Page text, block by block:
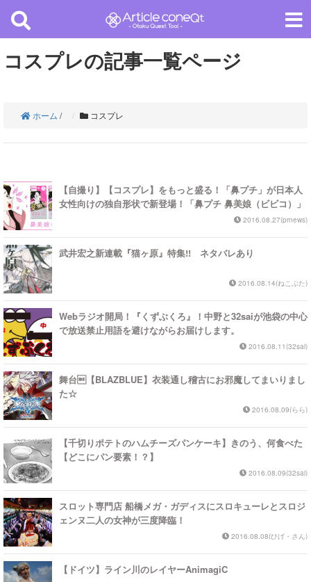
コスプレの記事一覧ページ
ホーム / コスプレ
【自撮り】【コスプレ】をもっと盛る！「鼻プチ」が日本人
女性向けの独自形状で新登場！「鼻プチ 鼻美娘（ビビコ）」
2016.08.27(prnews)
武井宏之新連載『猫ヶ原』特集!! ネタバレあり
2016.08.14(ねこぶた)
Webラジオ開局！『くずぶくろ』！中野と32saiが池袋の中心
で放送禁止用語を避けながらお届けします。
2016.08.11(32sai)
舞台【BLAZBLUE】衣装通し稽古にお邪魔してまいりまし
た☆
2016.08.09(らら)
【千切りポテトのハムチーズパンケーキ】きのう、何食べた
【どこにパン要素！？】
2016.08.09(32sai)
スロット専門店 船橋メガ・ガディスにスロキューレとスロジ
ェンヌ二人の女神が三度降臨！
2016.08.08(ひげ・さん)
【ドイツ】ライン川のレイヤーAnimagiC